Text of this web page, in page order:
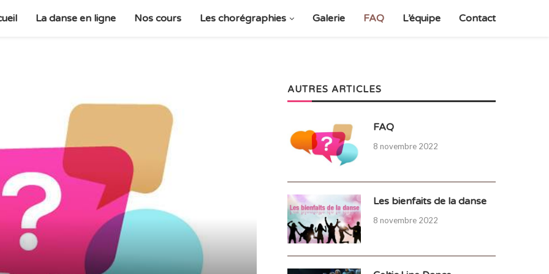
La danse en ligne Nos cours Les chorégraphies Galerie FAQ L’équipe Contact
AUTRES ARTICLES
FAQ
8 novembre 2022
Les bienfaits de la danse
8 novembre 2022